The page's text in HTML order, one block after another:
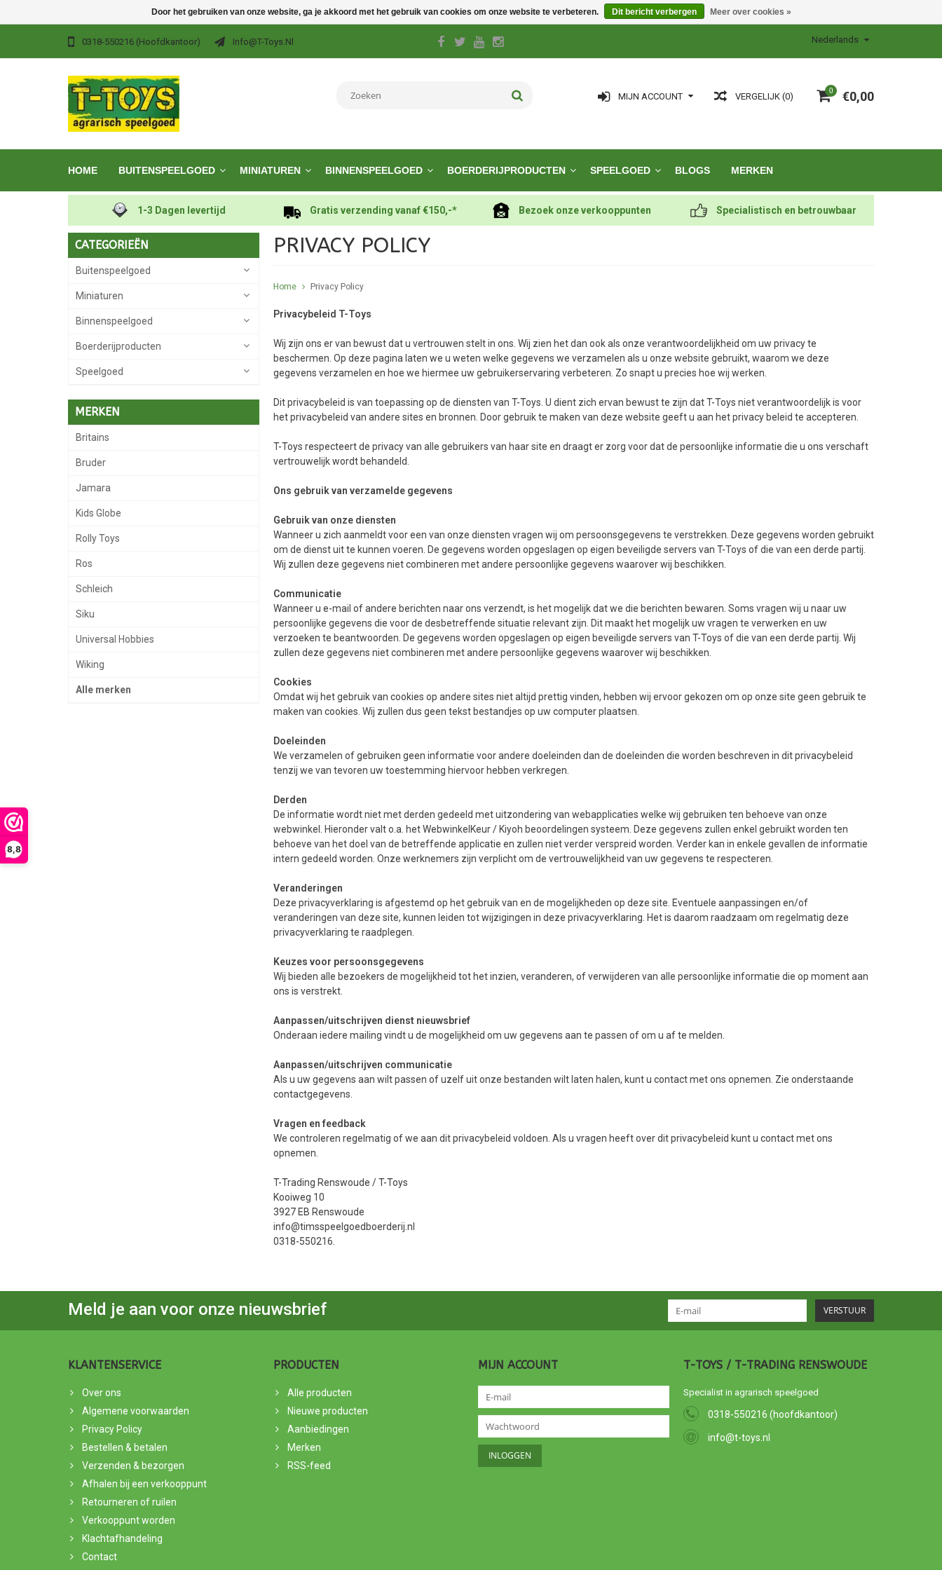
8,8
0318-550216 (hoofdkantoor) Info@t-Toys.nl Nederlands
0 €0,00
VERGELIJK (0)
MIJN ACCOUNT
HOME BUITENSPEELGOED MINIATUREN BINNENSPEELGOED BOERDERIJPRODUCTEN SPEELGOED BLOGS MERKEN
1-3 Dagen levertijd Gratis verzending vanaf €150,-* Bezoek onze verkooppunten Specialistisch en betrouwbaar
CATEGORIEËN
Buitenspeelgoed
Miniaturen
Binnenspeelgoed
Boerderijproducten
Speelgoed
MERKEN
Britains
Bruder
Jamara
Kids Globe
Rolly Toys
Ros
Schleich
Siku
Universal Hobbies
Wiking
Alle merken
PRIVACY POLICY
Home Privacy Policy
Privacybeleid T-Toys
Wij zijn ons er van bewust dat u vertrouwen stelt in ons. Wij zien het dan ook als onze verantwoordelijkheid om uw privacy te
beschermen. Op deze pagina laten we u weten welke gegevens we verzamelen als u onze website gebruikt, waarom we deze
gegevens verzamelen en hoe we hiermee uw gebruikerservaring verbeteren. Zo snapt u precies hoe wij werken.
Dit privacybeleid is van toepassing op de diensten van T-Toys. U dient zich ervan bewust te zijn dat T-Toys niet verantwoordelijk is voor
het privacybeleid van andere sites en bronnen. Door gebruik te maken van deze website geeft u aan het privacy beleid te accepteren.
T-Toys respecteert de privacy van alle gebruikers van haar site en draagt er zorg voor dat de persoonlijke informatie die u ons verschaft
vertrouwelijk wordt behandeld.
Ons gebruik van verzamelde gegevens
Gebruik van onze diensten
Wanneer u zich aanmeldt voor een van onze diensten vragen wij om persoonsgegevens te verstrekken. Deze gegevens worden gebruikt
om de dienst uit te kunnen voeren. De gegevens worden opgeslagen op eigen beveiligde servers van T-Toys of die van een derde partij.
Wij zullen deze gegevens niet combineren met andere persoonlijke gegevens waarover wij beschikken.
Communicatie
Wanneer u e-mail of andere berichten naar ons verzendt, is het mogelijk dat we die berichten bewaren. Soms vragen wij u naar uw
persoonlijke gegevens die voor de desbetreffende situatie relevant zijn. Dit maakt het mogelijk uw vragen te verwerken en uw
verzoeken te beantwoorden. De gegevens worden opgeslagen op eigen beveiligde servers van T-Toys of die van een derde partij. Wij
zullen deze gegevens niet combineren met andere persoonlijke gegevens waarover wij beschikken.
Cookies
Omdat wij het gebruik van cookies op andere sites niet altijd prettig vinden, hebben wij ervoor gekozen om op onze site geen gebruik te
maken van cookies. Wij zullen dus geen tekst bestandjes op uw computer plaatsen.
Doeleinden
We verzamelen of gebruiken geen informatie voor andere doeleinden dan de doeleinden die worden beschreven in dit privacybeleid
tenzij we van tevoren uw toestemming hiervoor hebben verkregen.
Derden
De informatie wordt niet met derden gedeeld met uitzondering van webapplicaties welke wij gebruiken ten behoeve van onze
webwinkel. Hieronder valt o.a. het WebwinkelKeur / Kiyoh beoordelingen systeem. Deze gegevens zullen enkel gebruikt worden ten
behoeve van het doel van de betreffende applicatie en zullen niet verder verspreid worden. Verder kan in enkele gevallen de informatie
intern gedeeld worden. Onze werknemers zijn verplicht om de vertrouwelijkheid van uw gegevens te respecteren.
Veranderingen
Deze privacyverklaring is afgestemd op het gebruik van en de mogelijkheden op deze site. Eventuele aanpassingen en/of
veranderingen van deze site, kunnen leiden tot wijzigingen in deze privacyverklaring. Het is daarom raadzaam om regelmatig deze
privacyverklaring te raadplegen.
Keuzes voor persoonsgegevens
Wij bieden alle bezoekers de mogelijkheid tot het inzien, veranderen, of verwijderen van alle persoonlijke informatie die op moment aan
ons is verstrekt.
Aanpassen/uitschrijven dienst nieuwsbrief
Onderaan iedere mailing vindt u de mogelijkheid om uw gegevens aan te passen of om u af te melden.
Aanpassen/uitschrijven communicatie
Als u uw gegevens aan wilt passen of uzelf uit onze bestanden wilt laten halen, kunt u contact met ons opnemen. Zie onderstaande
contactgegevens.
Vragen en feedback
We controleren regelmatig of we aan dit privacybeleid voldoen. Als u vragen heeft over dit privacybeleid kunt u contact met ons
opnemen.
T-Trading Renswoude / T-Toys
Kooiweg 10
3927 EB Renswoude
info@timsspeelgoedboerderij.nl
0318-550216
Meld je aan voor onze nieuwsbrief VERSTUUR
KLANTENSERVICE
Over ons
Algemene voorwaarden
Privacy Policy
Bestellen & betalen
Verzenden & bezorgen
Afhalen bij een verkooppunt
Retourneren of ruilen
Verkooppunt worden
Klachtafhandeling
Contact
PRODUCTEN
Alle producten
Nieuwe producten
Aanbiedingen
Merken
RSS-feed
MIJN ACCOUNT T-TOYS / T-TRADING RENSWOUDE
Specialist in agrarisch speelgoed
0318-550216 (hoofdkantoor)
info@t-toys.nl
Door het gebruiken van onze website, ga je akkoord met het gebruik van cookies om onze website te verbeteren. Dit bericht verbergen Meer over cookies »